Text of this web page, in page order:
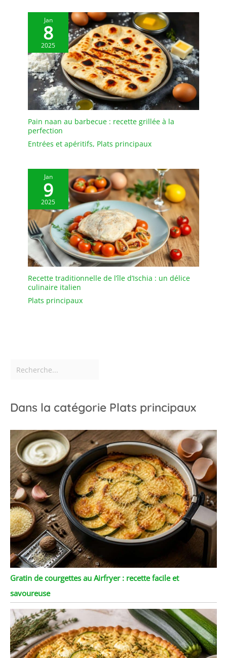
Jan
8
2025
Pain naan au barbecue : recette grillée à la
perfection
Entrées et apéritifs, Plats principaux
Jan
9
2025
Recette traditionnelle de l’île d’Ischia : un délice
culinaire italien
Plats principaux
Dans la catégorie Plats principaux
Gratin de courgettes au Airfryer : recette facile et
savoureuse